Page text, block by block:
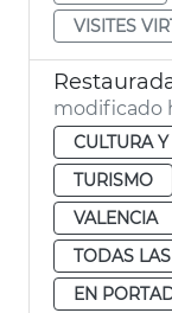
VISITES
modificado
CULTURA
TURISMO
VALENCIA
TODAS
EN